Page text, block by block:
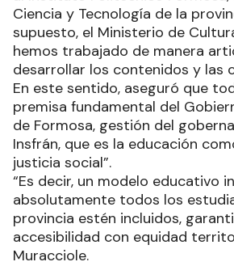
Ciencia y Tecnología de la
supuesto, el Ministerio de
hemos trabajado de manera
desarrollar los contenidos y las
En este sentido, aseguró que
premisa fundamental del
de Formosa, gestión del
Insfrán, que es la educación
justicia social”.
“Es decir, un modelo educativo
absolutamente todos los
provincia estén incluidos,
accesibilidad con equidad
Muracciole.